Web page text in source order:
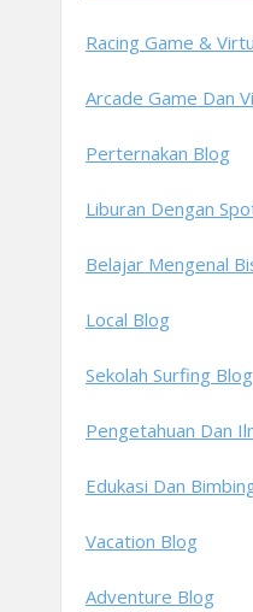
Racing Game &
Arcade Game Dan
Perternakan Blog
Liburan Dengan
Belajar Mengenal
Local Blog
Sekolah Surfing Blog
Pengetahuan Dan
Edukasi Dan
Vacation Blog
Adventure Blog